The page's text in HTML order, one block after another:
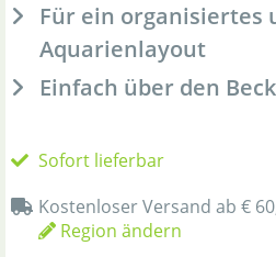
Für ein organisiertes
Aquarienlayout
Einfach über den
Sofort lieferbar
Kostenloser Versand ab €
Region ändern